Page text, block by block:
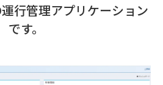
行管理アプリケーション
です。